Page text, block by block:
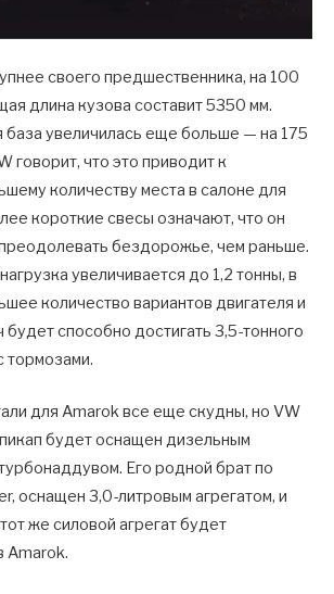
своего предшественника, на 100
длина кузова составит 5350 мм.
база увеличилась еще больше — на 175
говорит, что это приводит к
количеству места в салоне для
короткие свесы означают, что он
бездорожье, чем раньше.
увеличивается до 1,2 тонны, в
количество вариантов двигателя и
способно достигать 3,5-тонного
тормозами.
для Amarok все еще скудны, но VW
будет оснащен дизельным
Его родной брат по
оснащен 3,0-литровым агрегатом, и
же силовой агрегат будет
Amarok.